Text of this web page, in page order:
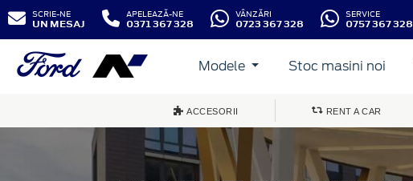
SCRIE-NE
UN MESAJ
APELEAZĂ-NE
0371 367 328
VÂNZĂRI
0723 367 328
SERVICE
0757 367 328
Modele Stoc masini noi
ACCESORII RENT A CAR